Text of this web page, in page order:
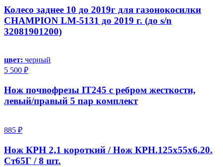
Колесо заднее 10 до 2019г для газонокосилки
CHAMPION LM-5131 до 2019 г. (до s/n
32081901200)
цвет: черный
5 500 ₽
Нож почвофрезы IT245 с ребром жесткости,
левый/правый 5 пар комплект
885 ₽
Нож КРН 2,1 короткий / Нож КРН.125х55х6.20.
Ст65Г / 8 шт.